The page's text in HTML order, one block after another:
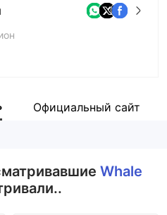
Официальный сайт
Whale